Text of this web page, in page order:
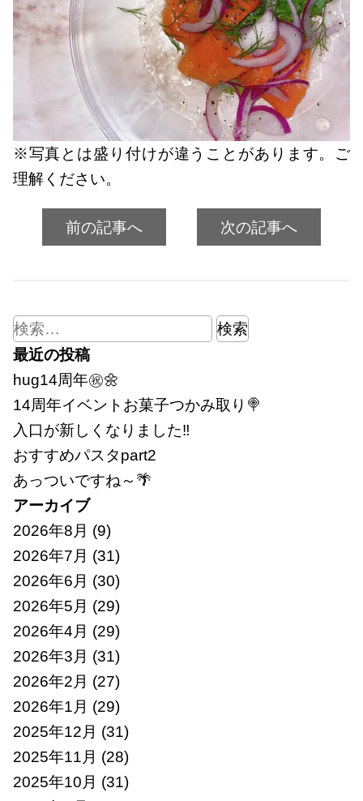
※写真とは盛り付けが違うことがあります。ご
理解ください。
前の記事へ 次の記事へ
検
索:
最近の投稿
hug14周年㊗🌼
14周年イベントお菓子つかみ取り🍭
入口が新しくなりました‼
おすすめパスタpart2
あっついですね～🌴
アーカイブ
2026年8月 (9)
2026年7月 (31)
2026年6月 (30)
2026年5月 (29)
2026年4月 (29)
2026年3月 (31)
2026年2月 (27)
2026年1月 (29)
2025年12月 (31)
2025年11月 (28)
2025年10月 (31)